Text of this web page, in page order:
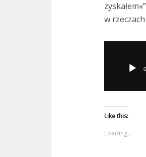
w
Like this:
Loading...